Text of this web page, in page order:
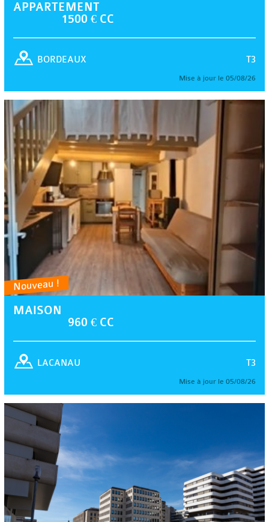
APPARTEMENT
1500 € CC
T3
BORDEAUX
Mise à jour le 05/08/26
Nouveau !
MAISON
960 € CC
T3
LACANAU
Mise à jour le 05/08/26